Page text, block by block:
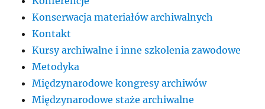
Konserwacja materiałów archiwalnych
Kontakt
Kursy archiwalne i inne szkolenia zawodowe
Metodyka
Międzynarodowe kongresy archiwów
Międzynarodowe staże archiwalne